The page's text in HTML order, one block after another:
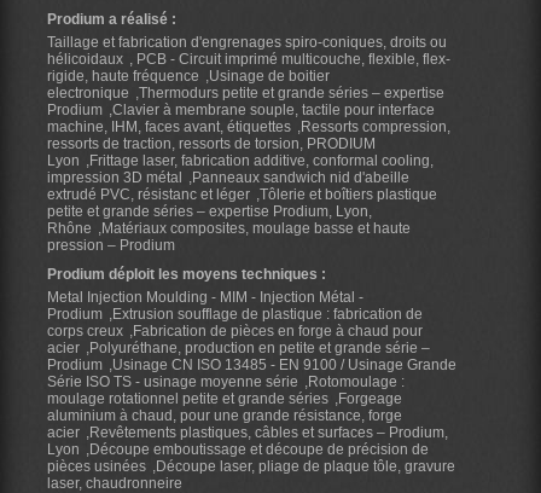
Prodium a réalisé :
Taillage et fabrication d'engrenages spiro-coniques, droits ou
hélicoidaux
PCB - Circuit imprimé multicouche, flexible, flex-
rigide, haute fréquence
Usinage de boitier
electronique
Thermodurs petite et grande séries – expertise
Prodium Clavier à membrane souple, tactile pour interface
machine, IHM, faces avant, étiquettes
Ressorts compression,
ressorts de traction, ressorts de torsion, PRODIUM
Lyon
Frittage laser, fabrication additive, conformal cooling,
impression 3D métal
Panneaux sandwich nid d'abeille
extrudé PVC, résistanc et léger Tôlerie et boîtiers plastique
petite et grande séries – expertise Prodium, Lyon,
Rhône
Matériaux composites, moulage basse et haute
pression – Prodium
Prodium déploit les moyens techniques :
Metal Injection Moulding - MIM - Injection Métal -
Prodium
Extrusion soufflage de plastique : fabrication de
corps creux
Fabrication de pièces en forge à chaud pour
acier
Polyuréthane, production en petite et grande série –
Prodium
Usinage CN ISO 13485 - EN 9100 / Usinage Grande
Série ISO TS - usinage moyenne série
Rotomoulage :
moulage rotationnel petite et grande séries
Forgeage
aluminium à chaud, pour une grande résistance, forge
acier
Revêtements plastiques, câbles et surfaces – Prodium,
Lyon
Découpe emboutissage et découpe de précision de
pièces usinées
Découpe laser, pliage de plaque tôle, gravure
laser, chaudronneire